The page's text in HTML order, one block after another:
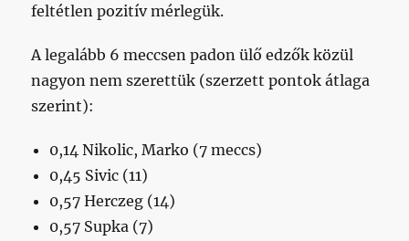
feltétlen pozitív mérlegük.
A legalább 6 meccsen padon ülő edzők közül
nagyon nem szerettük (szerzett pontok átlaga
szerint):
0,14 Nikolic, Marko (7 meccs)
0,45 Sivic (11)
0,57 Herczeg (14)
0,57 Supka (7)